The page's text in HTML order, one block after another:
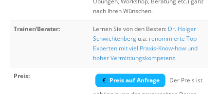
nach Ihren Wünschen.
Trainer/Berater: Lernen Sie von den Besten: Dr. Holger
Schwichtenberg u.a. renommierte Top-
Experten mit viel Praxis-Know-how und
hoher Vermittlungskompetenz.
Preis:
Preis auf Anfrage
Der Preis ist